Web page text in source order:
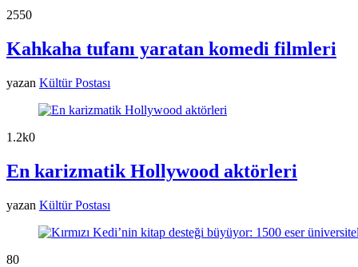
2550
Kahkaha tufanı yaratan komedi filmleri
yazan Kültür Postası
1.2k0
En karizmatik Hollywood aktörleri
yazan Kültür Postası
80